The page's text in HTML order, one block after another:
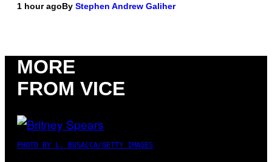
1 hour agoBy Stephen Andrew Galiher
MORE
FROM VICE
PHOTO BY L. BUSACCA/GETTY IMAGES